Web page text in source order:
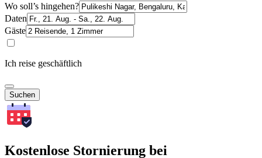
Wo soll’s hingehen?
Daten
Gäste
Ich reise geschäftlich
Suchen
Kostenlose Stornierung bei